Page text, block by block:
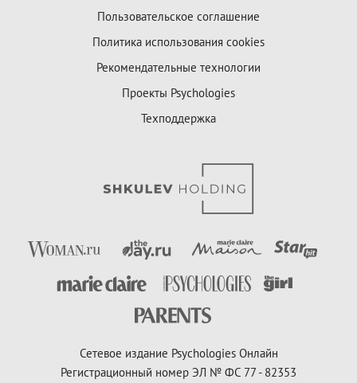
Пользовательское соглашение
Политика использования cookies
Рекомендательные технологии
Проекты Psychologies
Техподдержка
Сетевое издание Psychologies Онлайн
Регистрационный номер ЭЛ № ФС 77 - 82353